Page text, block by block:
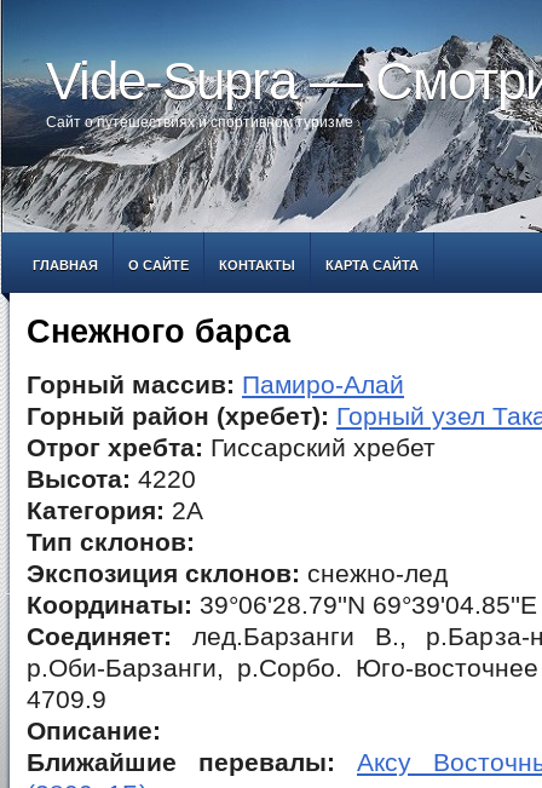
Vide-Supra —
Сайт о путешествиях и спортивном туризме
ГЛАВНАЯ О САЙТЕ КОНТАКТЫ КАРТА САЙТА
Снежного барса
Горный массив: Памиро-Алай
Горный район (хребет): Горный узел
Отрог хребта: Гиссарский хребет
Высота: 4220
Категория: 2А
Тип склонов:
Экспозиция склонов: снежно-лед
Координаты: 39°06'28.79''N 69°39'04.85''E
Соединяет: лед.Барзанги В.,
р.Оби-Барзанги, р.Сорбо. Юго-восточнее
4709.9
Описание:
Ближайшие перевалы:
Аксу